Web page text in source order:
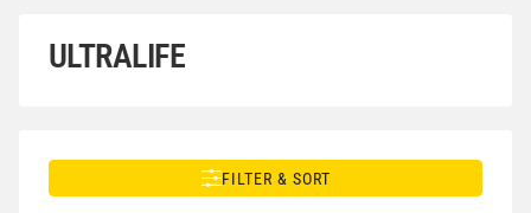
ULTRALIFE
FILTER & SORT